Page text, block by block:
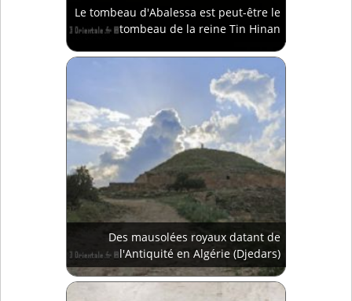
Le tombeau d'Abalessa est peut-être le
tombeau de la reine Tin Hinan
Des mausolées royaux datant de
l'Antiquité en Algérie (Djedars)